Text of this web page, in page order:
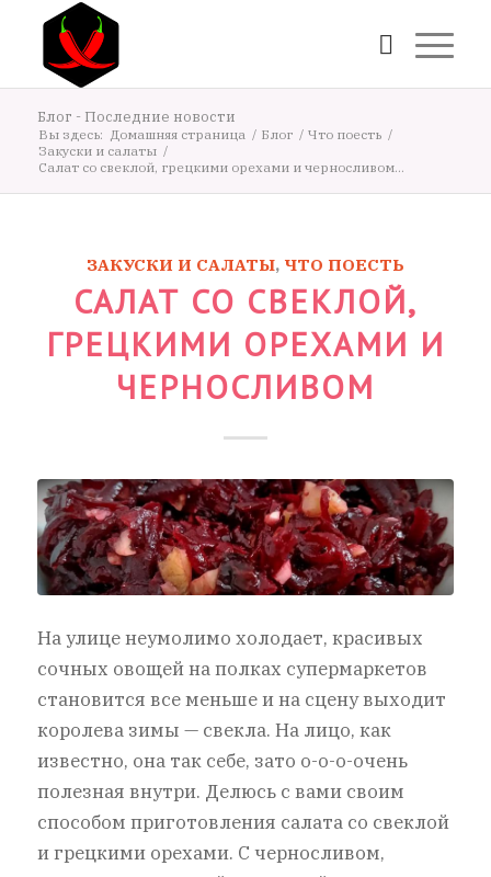
Блог - Последние новости
Вы здесь: Домашняя страница / Блог / Что поесть /
Закуски и салаты /
Салат со свеклой, грецкими орехами и черносливом...
ЗАКУСКИ И САЛАТЫ, ЧТО ПОЕСТЬ
САЛАТ СО СВЕКЛОЙ,
ГРЕЦКИМИ ОРЕХАМИ И
ЧЕРНОСЛИВОМ
На улице неумолимо холодает, красивых
сочных овощей на полках супермаркетов
становится все меньше и на сцену выходит
королева зимы — свекла. На лицо, как
известно, она так себе, зато о-о-о-очень
полезная внутри. Делюсь с вами своим
способом приготовления салата со свеклой
и грецкими орехами. С черносливом,